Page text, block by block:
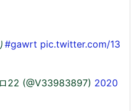
#gawrt pic.twitter.com/13
22 (@V33983897) 2020